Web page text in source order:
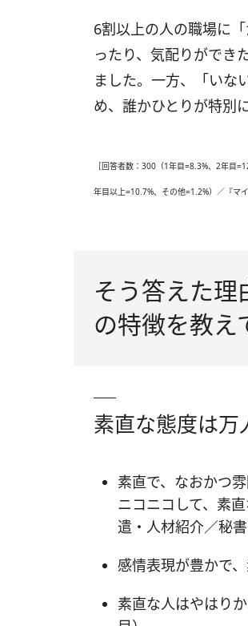
6割以上の人の職場に
ったり、気配りができ
ました。一方、「いな
め、誰かひとりが特別
［回答者数：300（1年目=8.3%、2年目
年目以上=10.7%、その他=1.2%）／『マ
そう答えた理
の特徴を教え
素直な態度は万
素直で、なおかつ
ニコニコして、素
遣・人材紹介／秘
感情表現が豊かで
素直な人はやはり